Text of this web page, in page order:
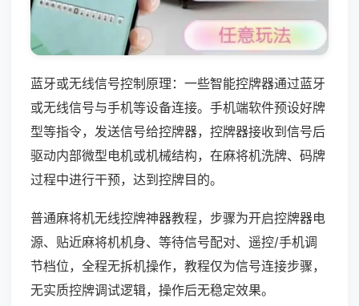
蓝牙或无线信号控制原理：一些智能控牌器通过蓝牙
或无线信号与手机等设备连接。手机端软件预设好牌
型等指令，发送信号给控牌器，控牌器接收到信号后
驱动内部微型电机或机械结构，在麻将机洗牌、码牌
过程中进行干预，达到控牌目的。
普通麻将机无线控牌神器教程，步骤为开启控牌器电
源、贴近麻将机机身、等待信号配对、遥控/手机调
节档位，全程无拆机操作，教程仅为信号连接步骤，
无实质控牌调试逻辑，操作后无稳定效果。